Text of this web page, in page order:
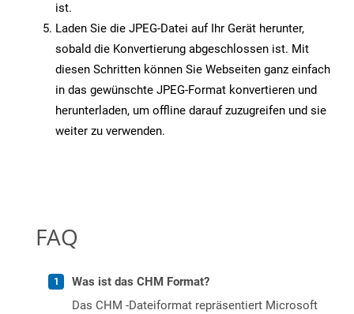
ist.
Laden Sie die JPEG-Datei auf Ihr Gerät herunter,
sobald die Konvertierung abgeschlossen ist. Mit
diesen Schritten können Sie Webseiten ganz einfach
in das gewünschte JPEG-Format konvertieren und
herunterladen, um offline darauf zuzugreifen und sie
weiter zu verwenden.
FAQ
Was ist das CHM Format?
Das CHM -Dateiformat repräsentiert Microsoft